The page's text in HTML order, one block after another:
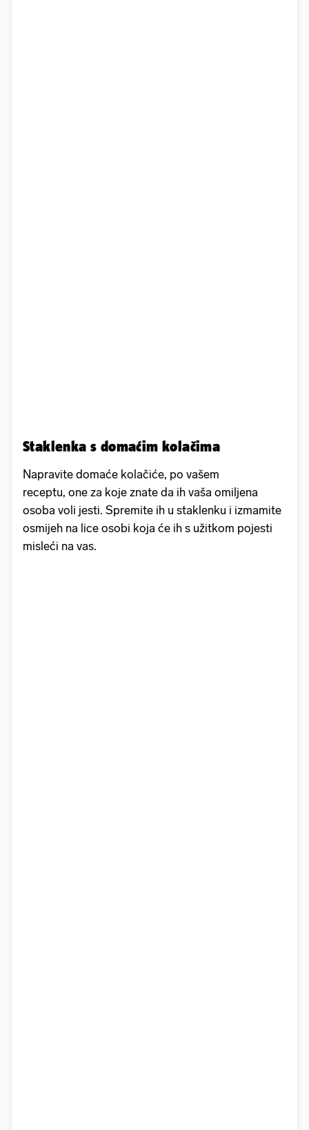
Staklenka s domaćim kolačima
Napravite domaće kolačiće, po vašem
receptu, one za koje znate da ih vaša omiljena
osoba voli jesti. Spremite ih u staklenku i izmamite
osmijeh na lice osobi koja će ih s užitkom pojesti
misleći na vas.